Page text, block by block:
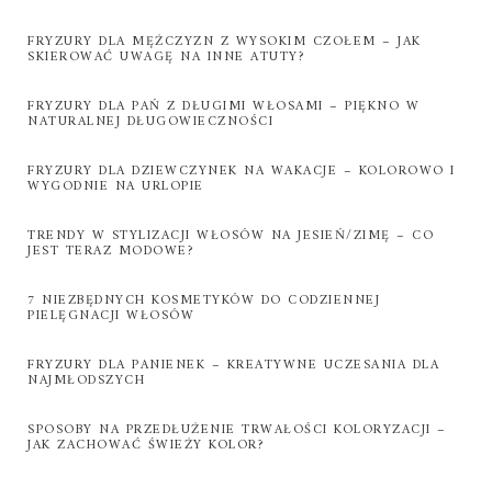
FRYZURY DLA MĘŻCZYZN Z WYSOKIM CZOŁEM – JAK
SKIEROWAĆ UWAGĘ NA INNE ATUTY?
FRYZURY DLA PAŃ Z DŁUGIMI WŁOSAMI – PIĘKNO W
NATURALNEJ DŁUGOWIECZNOŚCI
FRYZURY DLA DZIEWCZYNEK NA WAKACJE – KOLOROWO I
WYGODNIE NA URLOPIE
TRENDY W STYLIZACJI WŁOSÓW NA JESIEŃ/ZIMĘ – CO
JEST TERAZ MODOWE?
7 NIEZBĘDNYCH KOSMETYKÓW DO CODZIENNEJ
PIELĘGNACJI WŁOSÓW
FRYZURY DLA PANIENEK – KREATYWNE UCZESANIA DLA
NAJMŁODSZYCH
SPOSOBY NA PRZEDŁUŻENIE TRWAŁOŚCI KOLORYZACJI –
JAK ZACHOWAĆ ŚWIEŻY KOLOR?